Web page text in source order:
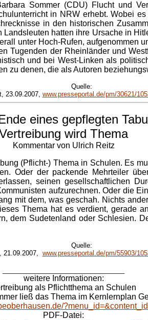
Sommer (CDU) Flucht und
in NRW erhebt. Wobei
in den historischen
hatten ihre Ursache in
unter Hoch-Rufen, aufgenommen
Tugenden der Rheinländer und
und bei West-Linken als
zu denen, die als Autoren
Quelle:
23.09.2007, www.presseportal.de/pm/30621/
eines gepflegten
wird Thema
Kommentar von Ulrich Reitz
(Pflicht-) Thema in Schulen. Es
Oder der packende Mehrteiler
seinen gesellschaftlichen
aufzurechnen. Oder die
mit dem, was geschah. Nichts
Thema hat es verdient, gerade
dem Sudetenland oder Schlesien.
Quelle:
21.09.2007, www.presseportal.de/pm/55903/
weitere Informationen:
als Pflichtthema an Schulen
ließ das Thema im Kernlernplan
PDF-Datei: